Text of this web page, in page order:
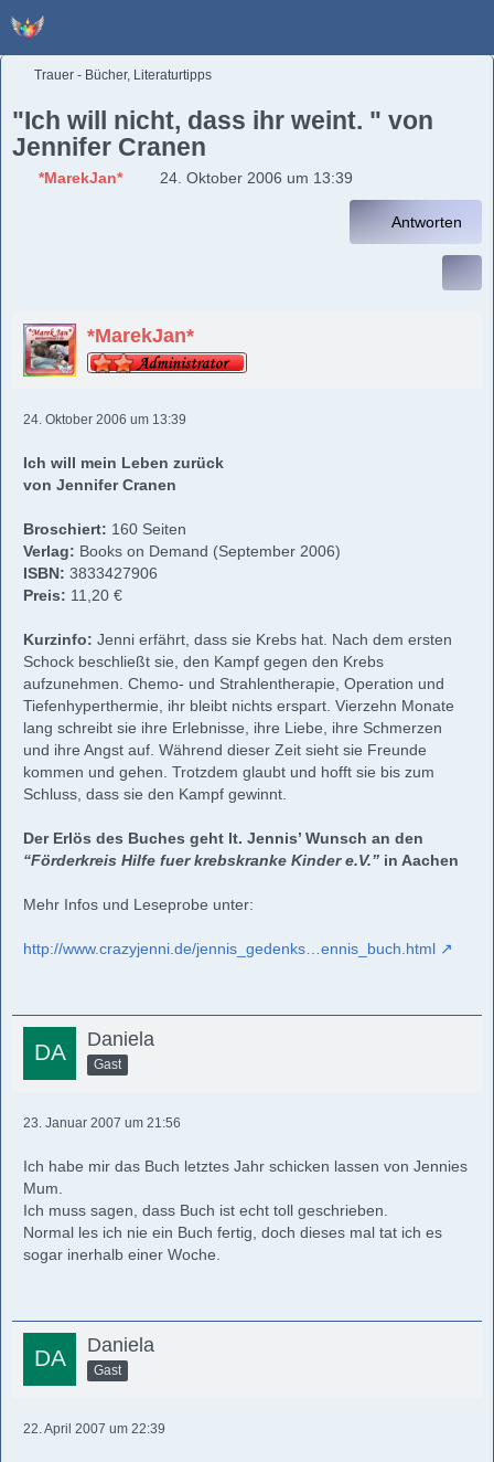
Trauer - Bücher, Literaturtipps
"Ich will nicht, dass ihr weint. " von
Jennifer Cranen
*MarekJan* 24. Oktober 2006 um 13:39
Antworten
*MarekJan*
24. Oktober 2006 um 13:39
Ich will mein Leben zurück
von Jennifer Cranen
Broschiert: 160 Seiten
Verlag: Books on Demand (September 2006)
ISBN: 3833427906
Preis: 11,20 €
Kurzinfo: Jenni erfährt, dass sie Krebs hat. Nach dem ersten
Schock beschließt sie, den Kampf gegen den Krebs
aufzunehmen. Chemo- und Strahlentherapie, Operation und
Tiefenhyperthermie, ihr bleibt nichts erspart. Vierzehn Monate
lang schreibt sie ihre Erlebnisse, ihre Liebe, ihre Schmerzen
und ihre Angst auf. Während dieser Zeit sieht sie Freunde
kommen und gehen. Trotzdem glaubt und hofft sie bis zum
Schluss, dass sie den Kampf gewinnt.
Der Erlös des Buches geht lt. Jennis’ Wunsch an den
“Förderkreis Hilfe fuer krebskranke Kinder e.V.” in Aachen
Mehr Infos und Leseprobe unter:
http://www.crazyjenni.de/jennis_gedenks…ennis_buch.html
Daniela
Gast
23. Januar 2007 um 21:56
Ich habe mir das Buch letztes Jahr schicken lassen von Jennies
Mum.
Ich muss sagen, dass Buch ist echt toll geschrieben.
Normal les ich nie ein Buch fertig, doch dieses mal tat ich es
sogar inerhalb einer Woche.
Daniela
Gast
22. April 2007 um 22:39